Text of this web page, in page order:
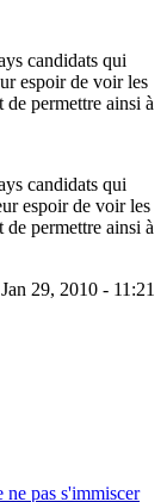
candidats qui
espoir de voir les
permettre ainsi à
candidats qui
espoir de voir les
permettre ainsi à
29, 2010 - 11:21
pas s'immiscer